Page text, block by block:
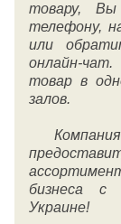
товару,
телефону,
или
онлайн-
товар в
залов.
бизнеса с
Украине!